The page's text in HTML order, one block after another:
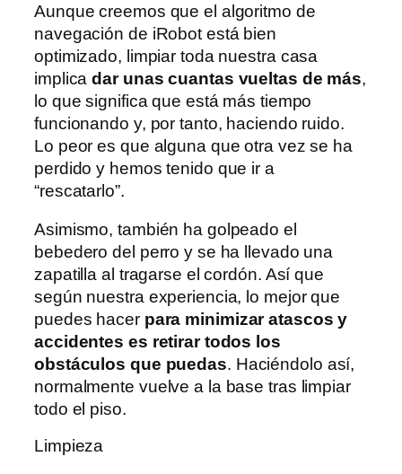
Aunque creemos que el algoritmo de
navegación de iRobot está bien
optimizado, limpiar toda nuestra casa
implicadar unas cuantas vueltas de más,
lo que significa que está más tiempo
funcionando y, por tanto, haciendo ruido.
Lo peor es que alguna que otra vez se ha
perdido y hemos tenido que ir a
“rescatarlo”.
Asimismo, también ha golpeado el
bebedero del perro y se ha llevado una
zapatilla al tragarse el cordón. Así que
según nuestra experiencia, lo mejor que
puedes hacer para minimizar atascos y
accidentes es retirar todos los
obstáculos que puedas. Haciéndolo así,
normalmente vuelve a la base tras limpiar
todo el piso.
Limpieza